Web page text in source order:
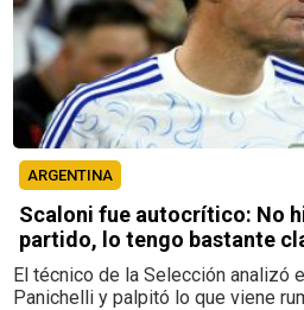
ARGENTINA
Scaloni fue autocrítico: No
partido, lo tengo bastante
El técnico de la Selección analizó
Panichelli y palpitó lo que viene